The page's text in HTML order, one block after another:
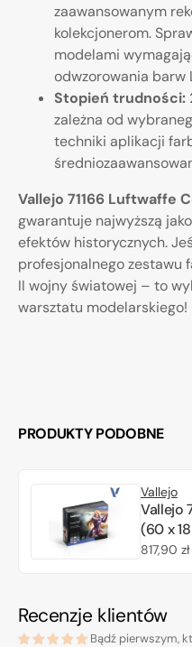
zaawansowanym
kolekcjonerom.
modelami
odwzorowania barw
Stopień trudności:
zależna od
techniki aplikacji
Vallejo 71166 Luftwaffe
gwarantuje najwyższą
efektów historycznych.
profesjonalnego zestawu
II wojny światowej – to
warsztatu modelarskiego!
PRODUKTY PODOBNE
Vallejo
Vallejo
(60 x
Cena
817,90 zł
Recenzje klientów
Bądź pierwszym,